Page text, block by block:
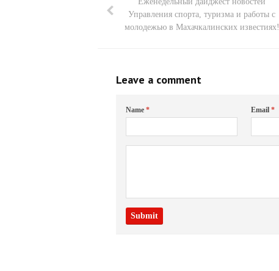
Управления спорта, туризма и работы с
молодежью в Махачкалинских известиях!
Leave a comment
Name* Email*